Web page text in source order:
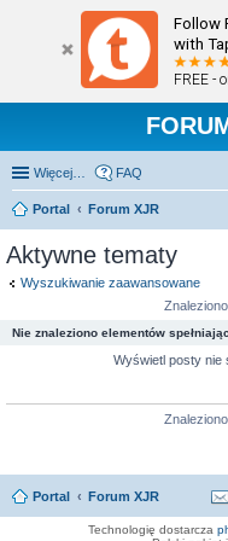
Follow
with
FREE -
Więcej… FAQ
Portal
Forum XJR
Aktywne tematy
Wyszukiwanie zaawansowane
Nie znaleziono elementów
Wyświetl posty nie
Portal Forum XJR
Technologię dostarcza